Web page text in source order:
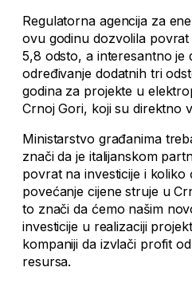
Regulatorna agencija za
ovu godinu dozvolila
5,8 odsto, a interesantno je
određivanje dodatnih tri
godina za projekte u
Crnoj Gori, koji su direktno
Ministarstvo građanima
znači da je italijanskom
povrat na investicije i koliko
povećanje cijene struje u
to znači da ćemo našim
investicije u realizaciji
kompaniji da izvlači profit
resursa.